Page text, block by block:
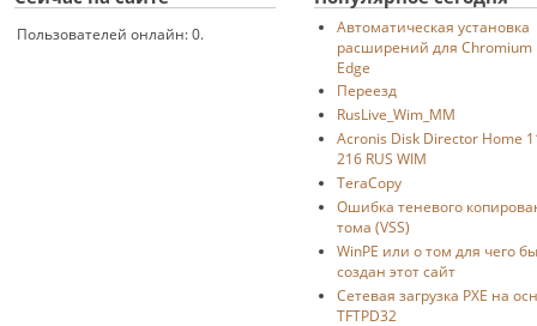
Пользователей онлайн: 0.
Автоматическая установка
расширений для Chromium
Edge
Переезд
RusLive_Wim_MM
Acronis Disk Director Home
216 RUS WIM
TeraCopy
Ошибка теневого
тома (VSS)
WinPE или о том для чего
создан этот сайт
Сетевая загрузка PXE на
TFTPD32